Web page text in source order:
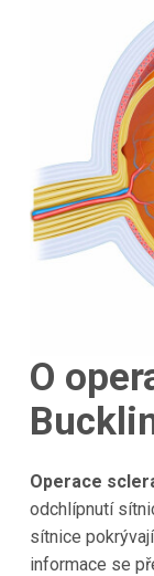
O
Operace
odchlípnutí
sítnice
informace se